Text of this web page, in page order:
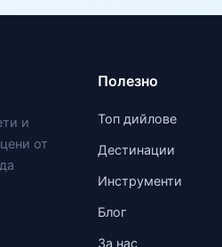
и
от
Полезно
Топ дийлове
Дестинации
Инструменти
Блог
За нас